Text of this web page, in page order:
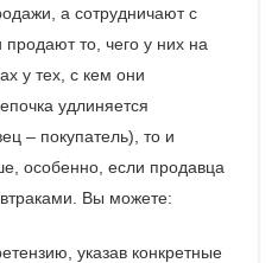
а сотрудничают с
то, чего у них на
у тех, с кем они
удлиняется
– покупатель), то и
особенно, если продавца
Вы можете:
указав конкретные